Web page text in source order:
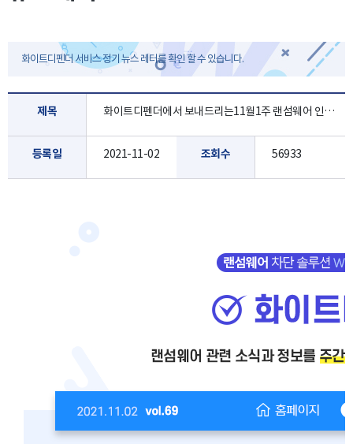
화이트디펜더 서비스 정기 뉴스 레터를 확인 할 수 있습니다.
제목 화이트디펜더에서 보내드리는11월1주 랜섬웨어 인포 레터 입니다.
등록일 2021-11-02 조회수 56933